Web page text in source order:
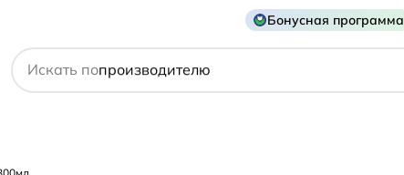
Бонусная программа
Искать по
действующему веществу
производителю